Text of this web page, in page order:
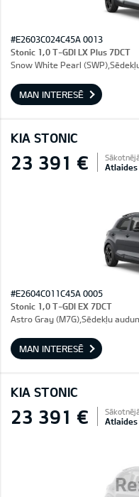
#E2603C024C45A 0013
Stonic 1,0 T-GDI LX Plus 7DCT
Snow White Pearl
MAN INTERESĒ
KIA STONIC
23 391 € Atlaides
#E2604C011C45A 0005
Stonic 1,0 T-GDI EX 7DCT
Astro Gray (M7G),Sēdekļu
MAN INTERESĒ
KIA STONIC
23 391 € Atlaides